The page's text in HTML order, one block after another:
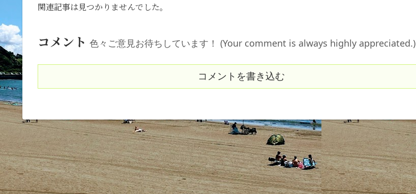
関連記事は見つかりませんでした。
コメント 色々ご意見お待ちしています！ (Your comment is always highly appreciated.)
コメントを書き込む